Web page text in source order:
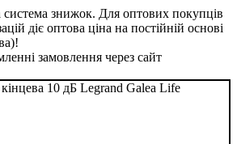
система знижок. Для оптових покупців
діє оптова ціна на постійній основі
замовлення через сайт